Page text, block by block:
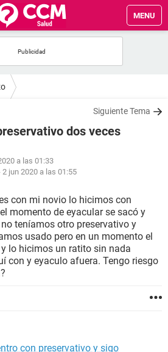
MENU
Siguiente Tema
dos veces
a las 01:33
2 jun 2020 a las 01:55
con mi novio lo hicimos con
momento de eyacular se sacó y
teníamos otro preservativo y
usado pero en un momento el
lo hicimos un ratito sin nada
con y eyaculo afuera. Tengo riesgo
con preservativo y sigo